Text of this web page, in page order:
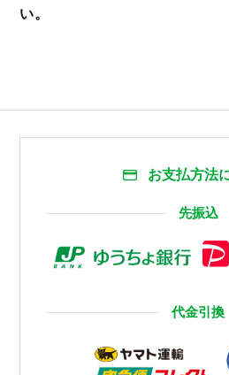
い。
お支払方法
先振込
代金引換